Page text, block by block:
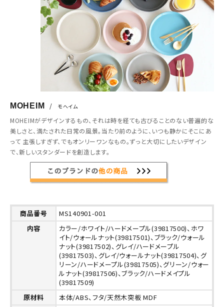
MOHEIM / モヘイム
MOHEIMがデザインするもの、それは時を経ても古びることのない普遍的な
美しさと、満たされた日常の風景。当たり前のように、いつも静かにそこにあ
って 主張しすぎず、でもオンリーワンなもの。ずっと大切にしたいデザイン
で、新しいスタンダードを創造します。
商品番号
MS140901-001
内容
カラー/ホワイト/ハードメープル(39817500)、ホワ
イト/ウォールナット(39817501)、ブラック/ウォール
ナット(39817502)、グレイ/ハードメープル
(39817503)、グレイ/ウォールナット(39817504)、グ
リーン/ハードメープル(39817505)、グリーン/ウォー
ルナット(39817506)、ブラック/ハードメイプル
(39817509)
原材料
本体/ABS、フタ/天然木突板 MDF